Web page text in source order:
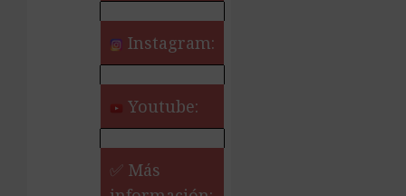
Instagram:
Youtube:
✅ Más